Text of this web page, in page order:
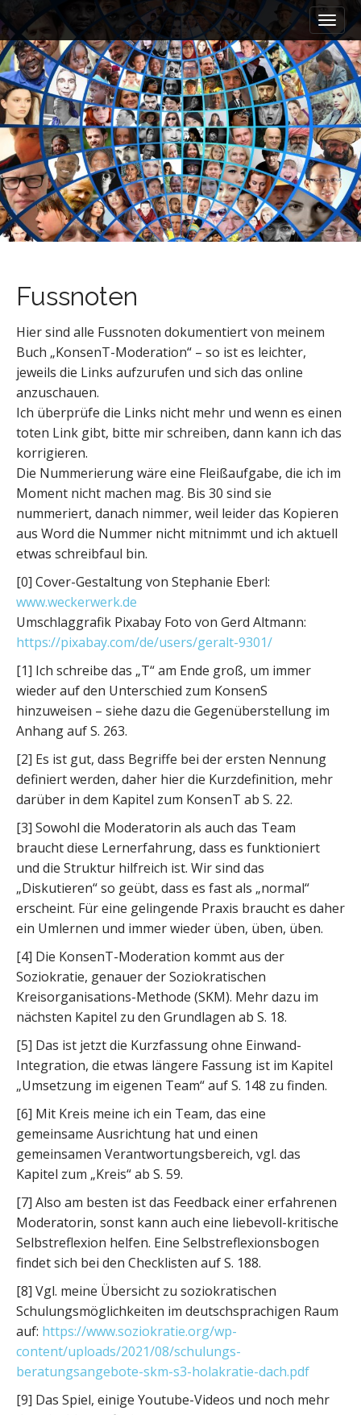
a
i
n
m
e
n
u
k
i
p
t
o
c
o
t
e
n
t
Fussnoten
Hier sind alle Fussnoten dokumentiert von meinem
Buch „KonsenT-Moderation“ – so ist es leichter,
jeweils die Links aufzurufen und sich das online
anzuschauen.
Ich überprüfe die Links nicht mehr und wenn es einen
toten Link gibt, bitte mir schreiben, dann kann ich das
korrigieren.
Die Nummerierung wäre eine Fleißaufgabe, die ich im
Moment nicht machen mag. Bis 30 sind sie
nummeriert, danach nimmer, weil leider das Kopieren
aus Word die Nummer nicht mitnimmt und ich aktuell
etwas schreibfaul bin.
[0] Cover-Gestaltung von Stephanie Eberl:
www.weckerwerk.de
Umschlaggrafik Pixabay Foto von Gerd Altmann:
https://pixabay.com/de/users/geralt-9301/
[1] Ich schreibe das „T“ am Ende groß, um immer
wieder auf den Unterschied zum KonsenS
hinzuweisen – siehe dazu die Gegenüberstellung im
Anhang auf S. 263.
[2] Es ist gut, dass Begriffe bei der ersten Nennung
definiert werden, daher hier die Kurzdefinition, mehr
darüber in dem Kapitel zum KonsenT ab S. 22.
[3] Sowohl die Moderatorin als auch das Team
braucht diese Lernerfahrung, dass es funktioniert
und die Struktur hilfreich ist. Wir sind das
„Diskutieren“ so geübt, dass es fast als „normal“
erscheint. Für eine gelingende Praxis braucht es daher
ein Umlernen und immer wieder üben, üben, üben.
[4] Die KonsenT-Moderation kommt aus der
Soziokratie, genauer der Soziokratischen
Kreisorganisations-Methode (SKM). Mehr dazu im
nächsten Kapitel zu den Grundlagen ab S. 18.
[5] Das ist jetzt die Kurzfassung ohne Einwand-
Integration, die etwas längere Fassung ist im Kapitel
„Umsetzung im eigenen Team“ auf S. 148 zu finden.
[6] Mit Kreis meine ich ein Team, das eine
gemeinsame Ausrichtung hat und einen
gemeinsamen Verantwortungsbereich, vgl. das
Kapitel zum „Kreis“ ab S. 59.
[7] Also am besten ist das Feedback einer erfahrenen
Moderatorin, sonst kann auch eine liebevoll-kritische
Selbstreflexion helfen. Eine Selbstreflexionsbogen
findet sich bei den Checklisten auf S. 188.
[8] Vgl. meine Übersicht zu soziokratischen
Schulungsmöglichkeiten im deutschsprachigen Raum
auf: https://www.soziokratie.org/wp-
content/uploads/2021/08/schulungs-
beratungsangebote-skm-s3-holakratie-dach.pdf
[9] Das Spiel, einige Youtube-Videos und noch mehr